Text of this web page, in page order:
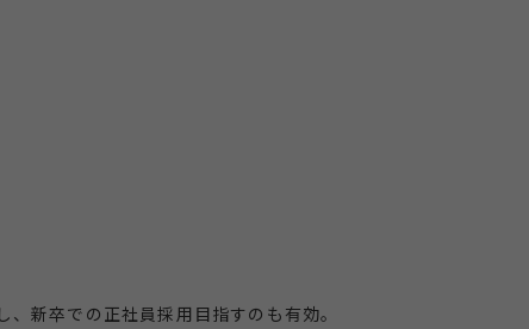
新卒での正社員採用目指すのも有効。